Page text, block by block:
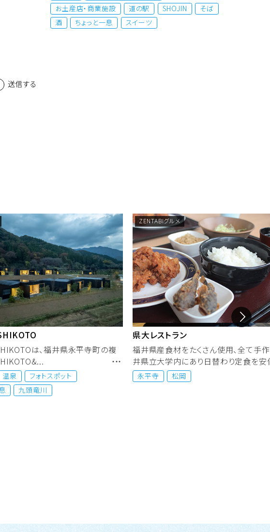
お土産店・商業施設
道の駅 SHOJIN
そば
酒
ちょっと一息 スイーツ
送信する
は、福井県永平寺町の複
温泉
フォトスポット
九頭竜川
ZENTABIグルメ
県大レストラン
福井県産食材をたくさん使用、全て手
井県立大学内にあり日替わり定食を安
供して...
永平寺 松岡
